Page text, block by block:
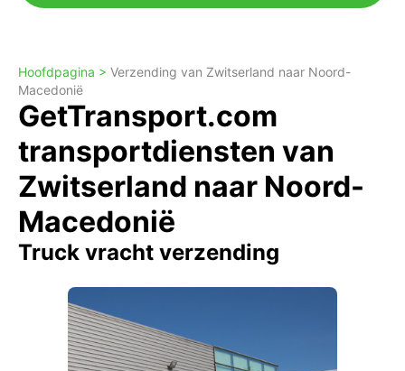
Hoofdpagina > Verzending van Zwitserland naar Noord-
Macedonië
GetTransport.com
transportdiensten van
Zwitserland naar Noord-
Macedonië
Truck vracht verzending